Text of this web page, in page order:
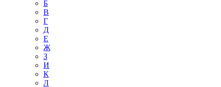
Б
В
Г
Д
Е
Ж
З
И
К
Л